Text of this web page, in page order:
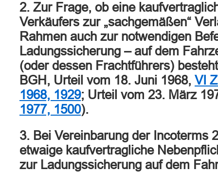
2. Zur Frage, ob eine
Verkäufers zur „sachgemäßen“
Rahmen auch zur notwendigen
Ladungssicherung – auf dem
(oder dessen Frachtführers)
BGH, Urteil vom 18. Juni 1968, VI
1968, 1929; Urteil vom 23. März
1977, 1500).
3. Bei Vereinbarung der Incoterms
etwaige kaufvertragliche
zur Ladungssicherung auf dem